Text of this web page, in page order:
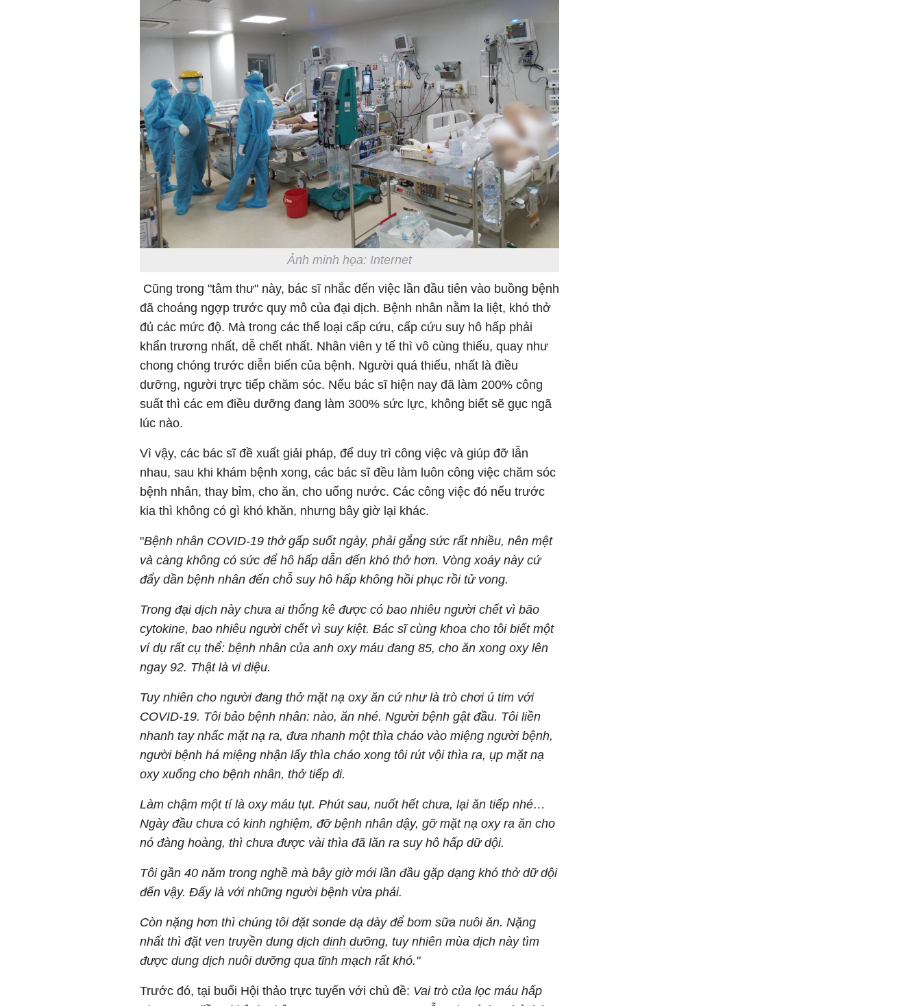
Ảnh minh họa: Internet
Cũng trong "tâm thư" này, bác sĩ nhắc đến việc lần đầu tiên vào buồng bệnh
đã choáng ngợp trước quy mô của đại dịch. Bệnh nhân nằm la liệt, khó thở
đủ các mức độ. Mà trong các thể loại cấp cứu, cấp cứu suy hô hấp phải
khẩn trương nhất, dễ chết nhất. Nhân viên y tế thì vô cùng thiếu, quay như
chong chóng trước diễn biến của bệnh. Người quá thiếu, nhất là điều
dưỡng, người trực tiếp chăm sóc. Nếu bác sĩ hiện nay đã làm 200% công
suất thì các em điều dưỡng đang làm 300% sức lực, không biết sẽ gục ngã
lúc nào.
Vì vậy, các bác sĩ đề xuất giải pháp, để duy trì công việc và giúp đỡ lẫn
nhau, sau khi khám bệnh xong, các bác sĩ đều làm luôn công việc chăm sóc
bệnh nhân, thay bỉm, cho ăn, cho uống nước. Các công việc đó nếu trước
kia thì không có gì khó khăn, nhưng bây giờ lại khác.
"Bệnh nhân COVID-19 thở gấp suốt ngày, phải gắng sức rất nhiều, nên mệt
và càng không có sức để hô hấp dẫn đến khó thở hơn. Vòng xoáy này cứ
đẩy dần bệnh nhân đến chỗ suy hô hấp không hồi phục rồi tử vong.
Trong đại dịch này chưa ai thống kê được có bao nhiêu người chết vì bão
cytokine, bao nhiêu người chết vì suy kiệt. Bác sĩ cùng khoa cho tôi biết một
ví dụ rất cụ thể: bệnh nhân của anh oxy máu đang 85, cho ăn xong oxy lên
ngay 92. Thật là vi diệu.
Tuy nhiên cho người đang thở mặt nạ oxy ăn cứ như là trò chơi ú tim với
COVID-19. Tôi bảo bệnh nhân: nào, ăn nhé. Người bệnh gật đầu. Tôi liền
nhanh tay nhấc mặt nạ ra, đưa nhanh một thìa cháo vào miệng người bệnh,
người bệnh há miệng nhận lấy thìa cháo xong tôi rút vội thìa ra, ụp mặt nạ
oxy xuống cho bệnh nhân, thở tiếp đi.
Làm chậm một tí là oxy máu tụt. Phút sau, nuốt hết chưa, lại ăn tiếp nhé…
Ngày đầu chưa có kinh nghiệm, đỡ bệnh nhân dậy, gỡ mặt nạ oxy ra ăn cho
nó đàng hoàng, thì chưa được vài thìa đã lăn ra suy hô hấp dữ dội.
Tôi gần 40 năm trong nghề mà bây giờ mới lần đầu gặp dạng khó thở dữ dội
đến vậy. Đấy là với những người bệnh vừa phải.
Còn nặng hơn thì chúng tôi đặt sonde dạ dày để bơm sữa nuôi ăn. Nặng
nhất thì đặt ven truyền dung dịch dinh dưỡng, tuy nhiên mùa dịch này tìm
được dung dịch nuôi dưỡng qua tĩnh mạch rất khó."
Trước đó, tại buổi Hội thảo trực tuyến với chủ đề: Vai trò của lọc máu hấp